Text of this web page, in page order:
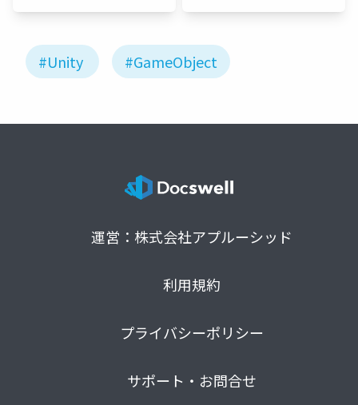
#Unity #GameObject
運営：株式会社アプルーシッド
利用規約
プライバシーポリシー
サポート・お問合せ